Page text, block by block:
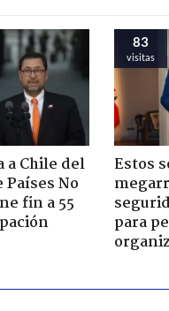
a Chile del
No
fin a 55
83
visitas
Estos
para